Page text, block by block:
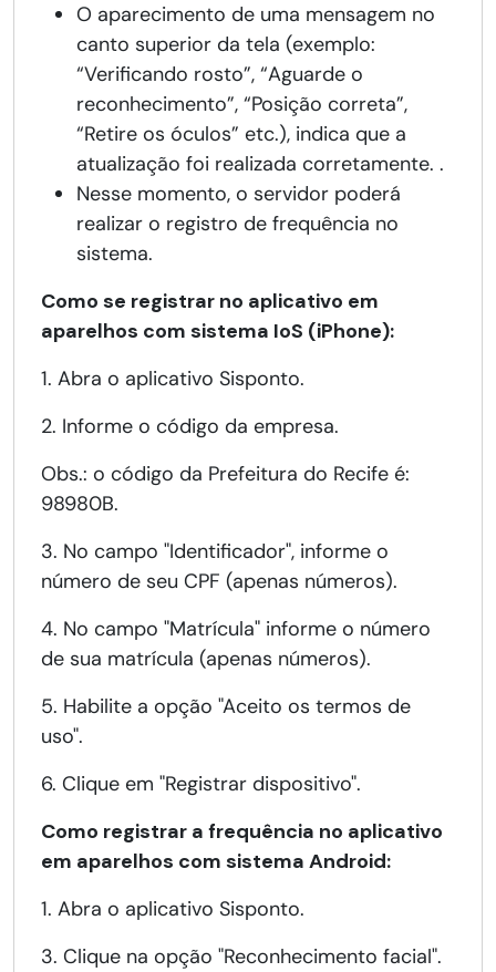
O aparecimento de uma mensagem no
canto superior da tela (exemplo:
“Verificando rosto”, “Aguarde o
reconhecimento”, “Posição correta”,
“Retire os óculos” etc.), indica que a
atualização foi realizada corretamente. .
Nesse momento, o servidor poderá
realizar o registro de frequência no
sistema.
Como se registrar no aplicativo em
aparelhos com sistema IoS (iPhone):
1. Abra o aplicativo Sisponto.
2. Informe o código da empresa.
Obs.: o código da Prefeitura do Recife é:
98980B.
3. No campo "Identificador", informe o
número de seu CPF (apenas números).
4. No campo "Matrícula" informe o número
de sua matrícula (apenas números).
5. Habilite a opção "Aceito os termos de
uso".
6. Clique em "Registrar dispositivo".
Como registrar a frequência no aplicativo
em aparelhos com sistema Android:
1. Abra o aplicativo Sisponto.
3. Clique na opção "Reconhecimento facial".